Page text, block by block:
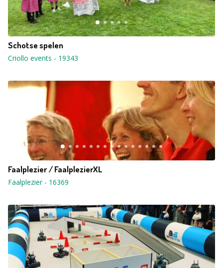
Schotse spelen
Criollo events - 19343
Faalplezier / FaalplezierXL
Faalplezier- 16369